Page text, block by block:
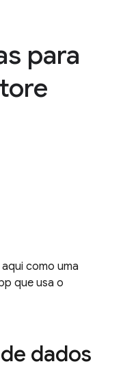
para
como uma
que usa o
dados